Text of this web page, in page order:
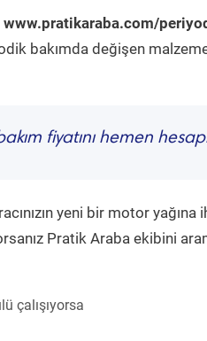
www.pratikaraba.com/
bakımda değişen
fiyatını hemen
yeni bir motor yağına
Pratik Araba ekibini
çalışıyorsa